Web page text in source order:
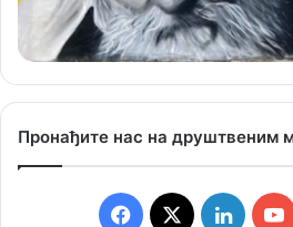
Пронађите нас на друштвеним
F
X
L